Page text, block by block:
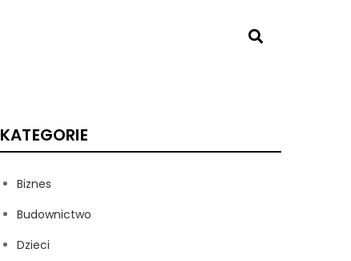
KATEGORIE
Biznes
Budownictwo
Dzieci